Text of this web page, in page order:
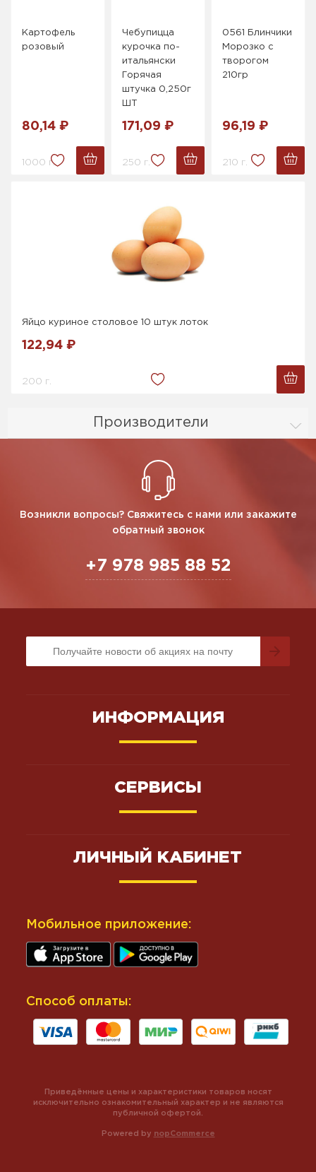
Производители
Картофель
розовый
80,14 ₽
1000 г.
Чебупицца
курочка по-
итальянски
Горячая
штучка 0,250г
171,09 ₽
250 г.
0561 Блинчики
Морозко с
творогом
210гр
96,19 ₽
210 г.
Яйцо куриное столовое 10 штук лоток
122,94 ₽
200 г.
Возникли вопросы? Свяжитесь с нами или закажите
обратный звонок
+7 978 985 88 52
ИНФОРМАЦИЯ
СЕРВИСЫ
ЛИЧНЫЙ КАБИНЕТ
Мобильное приложение:
Способ оплаты:
Powered by nopCommerce
Приведённые цены и характеристики товаров носят
исключительно ознакомительный характер и не являются
публичной офертой.